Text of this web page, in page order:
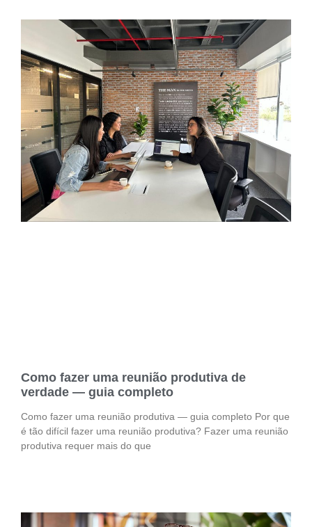
Como fazer uma reunião produtiva de
verdade — guia completo
Como fazer uma reunião produtiva — guia completo Por que
é tão difícil fazer uma reunião produtiva? Fazer uma reunião
produtiva requer mais do que